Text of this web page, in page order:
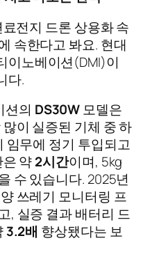
전지 드론 상용화 속
속한다고 봐요. 현대
이노베이션(DMI)이
다.
션의 DS30W모델은
이 실증된 기체 중 하
임무에 정기 투입되고
약2시간이며, 5kg
수 있습니다. 2025년
쓰레기 모니터링 프
, 실증 결과 배터리 드
3.2배 향상됐다는 보